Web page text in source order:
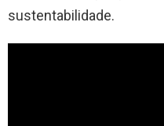
sustentabilidade.